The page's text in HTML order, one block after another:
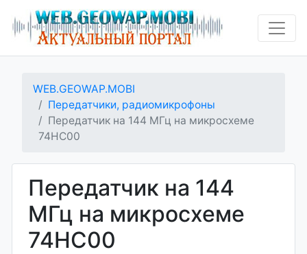
WEB.GEOWAP.MOBI
Передатчики, радиомикрофоны
Передатчик на 144 МГц на микросхеме
74НС00
Передатчик на 144
МГц на микросхеме
74НС00